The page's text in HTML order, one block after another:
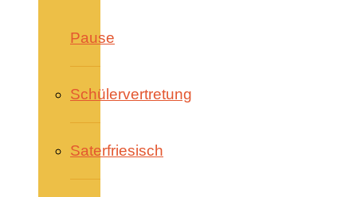
Pause
Schülervertretung
Saterfriesisch